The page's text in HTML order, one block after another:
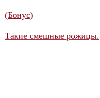
(Бонус)
Такие смешные рожицы.